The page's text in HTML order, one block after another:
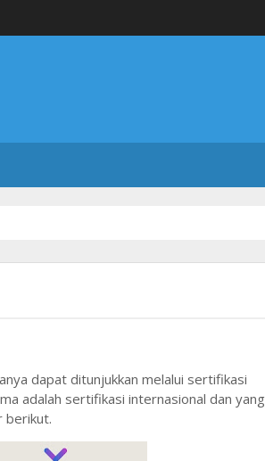
dapat ditunjukkan melalui sertifikasi
adalah sertifikasi internasional dan yang
berikut.